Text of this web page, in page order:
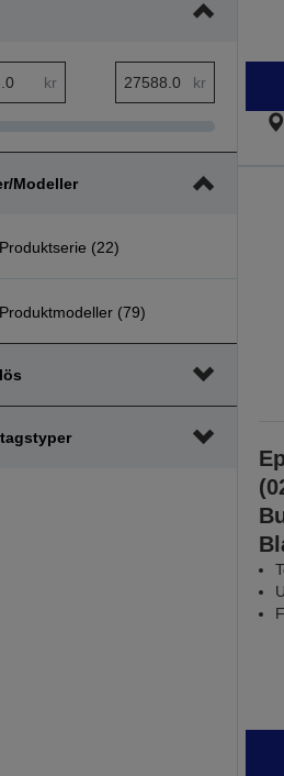
kr kr
modeller
Produktserie (22)
Produktmodeller (79)